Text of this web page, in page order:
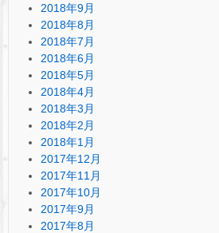
2018年9月
2018年8月
2018年7月
2018年6月
2018年5月
2018年4月
2018年3月
2018年2月
2018年1月
2017年12月
2017年11月
2017年10月
2017年9月
2017年8月